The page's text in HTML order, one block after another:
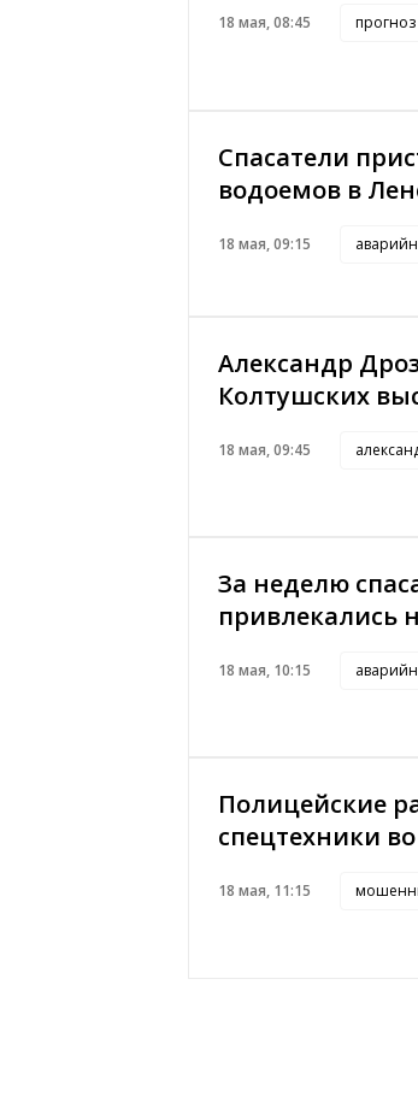
18 мая, 08:45
Спасатели
водоемов в
18 мая, 09:15
Александр
Колтушских
18 мая, 09:45
За неделю
привлекались
18 мая, 10:15
Полицейские
спецтехники
18 мая, 11:15